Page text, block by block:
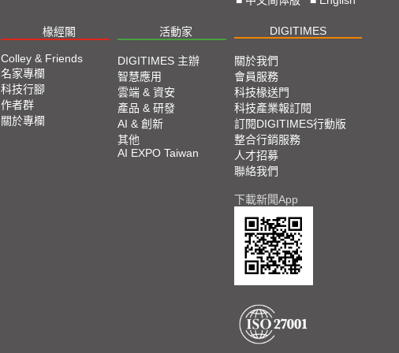
椽經閣 活動家 DIGITIMES
Colley & Friends
名家專欄
科技行腳
作者群
關於專欄
DIGITIMES 主辦
智慧應用
雲端 & 資安
產品 & 研發
AI & 創新
其他
AI EXPO Taiwan
關於我們
會員服務
科技椽送門
科技產業報訂閱
訂閱DIGITIMES行動版
整合行銷服務
人才招募
聯絡我們
下載新聞App